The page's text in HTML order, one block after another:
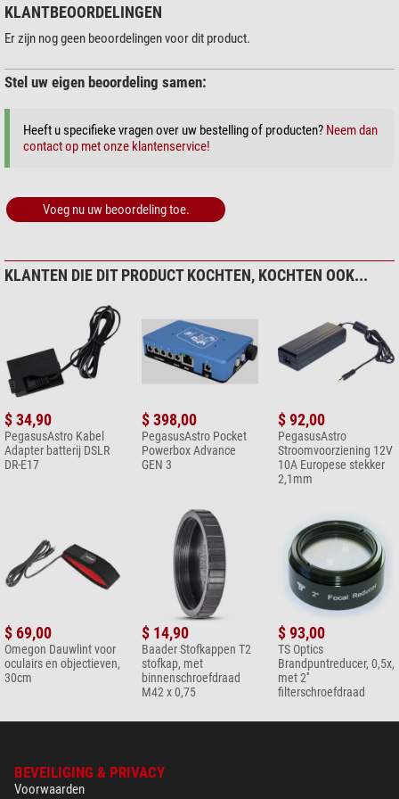
KLANTBEOORDELINGEN
Er zijn nog geen beoordelingen voor dit product.
Stel uw eigen beoordeling samen:
Heeft u specifieke vragen over uw bestelling of producten? Neem dan
contact op met onze klantenservice!
Voeg nu uw beoordeling toe.
KLANTEN DIE DIT PRODUCT KOCHTEN, KOCHTEN OOK...
$ 34,90
PegasusAstro Kabel
Adapter batterij DSLR
DR-E17
$ 398,00
PegasusAstro Pocket
Powerbox Advance
GEN 3
$ 92,00
PegasusAstro
Stroomvoorziening 12V
10A Europese stekker
2,1mm
$ 69,00
Omegon Dauwlint voor
oculairs en objectieven,
30cm
$ 14,90
Baader Stofkappen T2
stofkap, met
binnenschroefdraad
M42 x 0,75
$ 93,00
TS Optics
Brandpuntreducer, 0,5x,
met 2''
filterschroefdraad
BEVEILIGING & PRIVACY
Voorwaarden